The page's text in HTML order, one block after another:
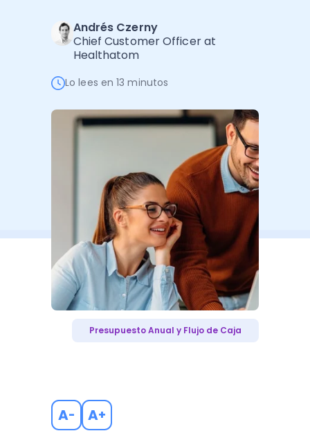
Administración Empresarial
Software Factura y Administración
Andrés Czerny
Chief Customer Officer at
Healthatom
Lo lees en 13 minutos
Presupuesto Anual y Flujo de Caja
A- A+